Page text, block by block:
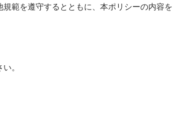
範を遵守するとともに、本ポリシーの内容を
。